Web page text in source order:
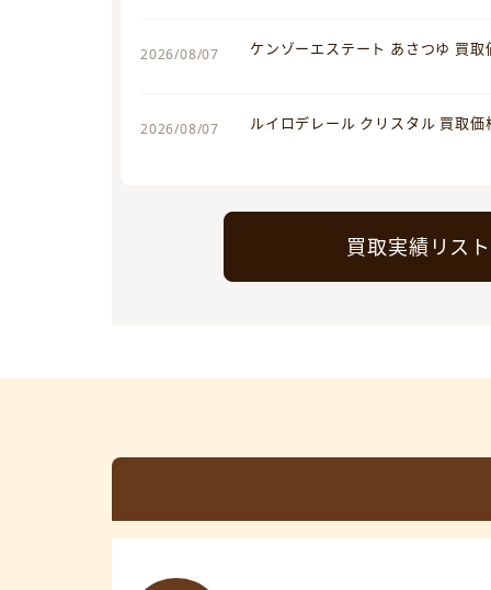
2026/08/07 ケンゾーエステート あさつゆ 買
2026/08/07 ルイロデレール クリスタル 買取
買取実績リスト